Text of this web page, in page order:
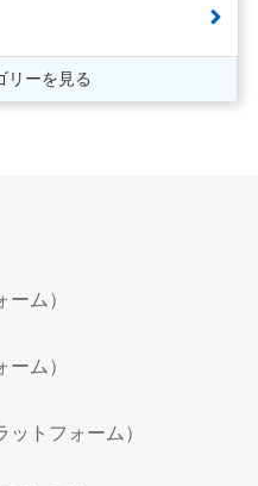
リーを見る
ム）
ム）
トフォーム）